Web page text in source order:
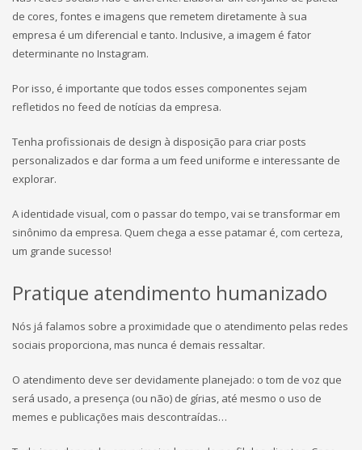
de cores, fontes e imagens que remetem diretamente à sua
empresa é um diferencial e tanto. Inclusive, a imagem é fator
determinante no Instagram.
Por isso, é importante que todos esses componentes sejam
refletidos no feed de notícias da empresa.
Tenha profissionais de design à disposição para criar posts
personalizados e dar forma a um feed uniforme e interessante de
explorar.
A identidade visual, com o passar do tempo, vai se transformar em
sinônimo da empresa. Quem chega a esse patamar é, com certeza,
um grande sucesso!
Pratique atendimento humanizado
Nós já falamos sobre a proximidade que o atendimento pelas redes
sociais proporciona, mas nunca é demais ressaltar.
O atendimento deve ser devidamente planejado: o tom de voz que
será usado, a presença (ou não) de gírias, até mesmo o uso de
memes e publicações mais descontraídas…